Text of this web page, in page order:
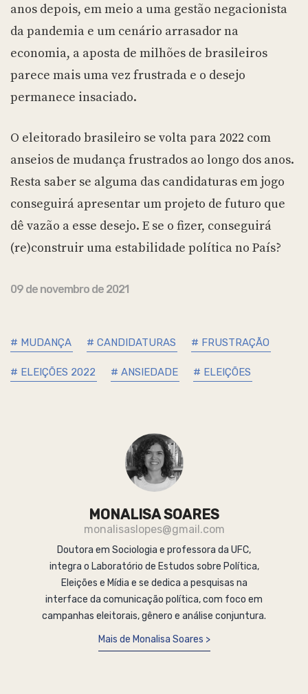
anos depois, em meio a uma gestão negacionista
da pandemia e um cenário arrasador na
economia, a aposta de milhões de brasileiros
parece mais uma vez frustrada e o desejo
permanece insaciado.
O eleitorado brasileiro se volta para 2022 com
anseios de mudança frustrados ao longo dos anos.
Resta saber se alguma das candidaturas em jogo
conseguirá apresentar um projeto de futuro que
dê vazão a esse desejo. E se o fizer, conseguirá
(re)construir uma estabilidade política no País?
09 de novembro de 2021
# MUDANÇA # CANDIDATURAS # FRUSTRAÇÃO
# ELEIÇÕES 2022 # ANSIEDADE # ELEIÇÕES
MONALISA SOARES
monalisaslopes@gmail.com
Doutora em Sociologia e professora da UFC,
integra o Laboratório de Estudos sobre Política,
Eleições e Mídia e se dedica a pesquisas na
interface da comunicação política, com foco em
campanhas eleitorais, gênero e análise conjuntura.
Mais de Monalisa Soares